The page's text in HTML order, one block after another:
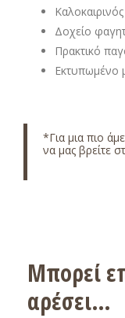
Δοχείο
Πρακτικό
Εκτυπωμένο
*Για μια πιο
να μας βρείτε
Μπορεί
αρέσει…